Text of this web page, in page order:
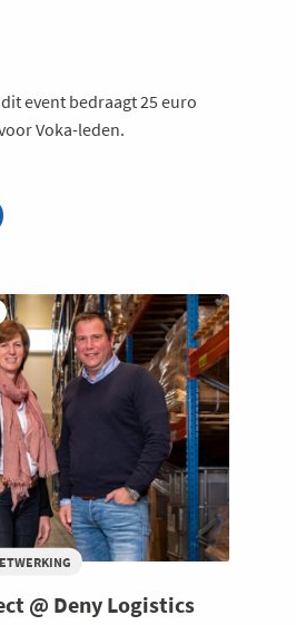
event bedraagt 25 euro
Voka-leden.
@ Deny Logistics